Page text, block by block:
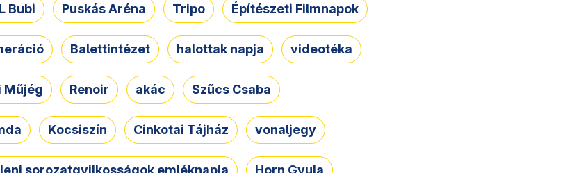
Bubi Puskás Aréna Tripo Építészeti Filmnapok
Balettintézet halottak napja videotéka
Műjég Renoir akác Szűcs Csaba
Kocsiszín Cinkotai Tájház vonaljegy
sorozatgyilkosságok emléknapja Horn Gyula